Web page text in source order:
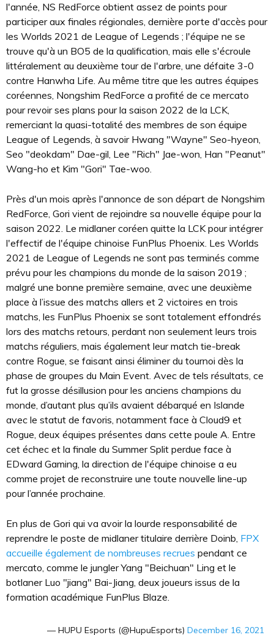
l'année, NS RedForce obtient assez de points pour
participer aux finales régionales, dernière porte d'accès pour
les Worlds 2021 de League of Legends ; l'équipe ne se
trouve qu'à un BO5 de la qualification, mais elle s'écroule
littéralement au deuxième tour de l'arbre, une défaite 3-0
contre Hanwha Life. Au même titre que les autres équipes
coréennes, Nongshim RedForce a profité de ce mercato
pour revoir ses plans pour la saison 2022 de la LCK,
remerciant la quasi-totalité des membres de son équipe
League of Legends, à savoir Hwang "Wayne" Seo-hyeon,
Seo "deokdam" Dae-gil, Lee "Rich" Jae-won, Han "Peanut"
Wang-ho et Kim "Gori" Tae-woo.
Près d'un mois après l'annonce de son départ de Nongshim
RedForce, Gori vient de rejoindre sa nouvelle équipe pour la
saison 2022. Le midlaner coréen quitte la LCK pour intégrer
l'effectif de l'équipe chinoise FunPlus Phoenix. Les Worlds
2021 de League of Legends ne sont pas terminés comme
prévu pour les champions du monde de la saison 2019 ;
malgré une bonne première semaine, avec une deuxième
place à l’issue des matchs allers et 2 victoires en trois
matchs, les FunPlus Phoenix se sont totalement effondrés
lors des matchs retours, perdant non seulement leurs trois
matchs réguliers, mais également leur match tie-break
contre Rogue, se faisant ainsi éliminer du tournoi dès la
phase de groupes du Main Event. Avec de tels résultats, ce
fut la grosse désillusion pour les anciens champions du
monde, d’autant plus qu’ils avaient débarqué en Islande
avec le statut de favoris, notamment face à Cloud9 et
Rogue, deux équipes présentes dans cette poule A. Entre
cet échec et la finale du Summer Split perdue face à
EDward Gaming, la direction de l'équipe chinoise a eu
comme projet de reconstruire une toute nouvelle line-up
pour l’année prochaine.
En plus de Gori qui va avoir la lourde responsabilité de
reprendre le poste de midlaner titulaire derrière Doinb, FPX
accueille également de nombreuses recrues pendant ce
mercato, comme le jungler Yang "Beichuan" Ling et le
botlaner Luo "jiang" Bai-Jiang, deux joueurs issus de la
formation académique FunPlus Blaze.
— HUPU Esports (@HupuEsports) December 16, 2021